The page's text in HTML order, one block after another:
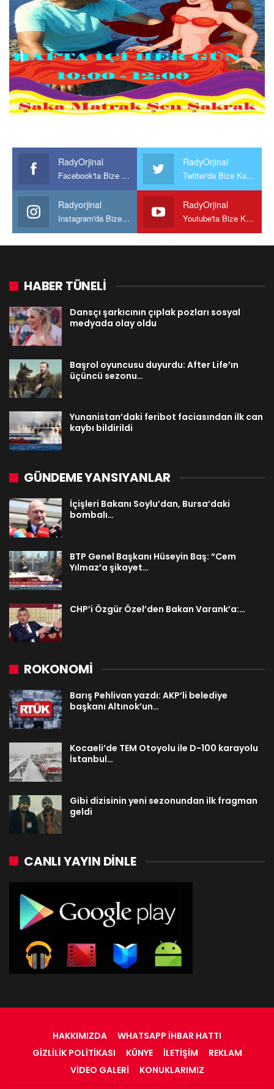
RadyOrjinal
Facebook'ta Bize Katılın
RadyOrjinal
Twitter'da Bize Katılın
Radyorjinal
Instagram'da Bize katılın
RadyOrjinal
Youtube'ta Bize Katılın
HABER TÜNELİ
Dansçı şarkıcının çıplak pozları sosyal
medyada olay oldu
Başrol oyuncusu duyurdu: After Life’ın
üçüncü sezonu…
Yunanistan’daki feribot faciasından ilk can
kaybı bildirildi
GÜNDEME YANSIYANLAR
İçişleri Bakanı Soylu’dan, Bursa’daki
bombalı…
BTP Genel Başkanı Hüseyin Baş: “Cem
Yılmaz’a şikayet…
CHP’i Özgür Özel’den Bakan Varank’a:…
ROKONOMİ
Barış Pehlivan yazdı: AKP’li belediye
başkanı Altınok’un…
Kocaeli’de TEM Otoyolu ile D-100 karayolu
İstanbul…
Gibi dizisinin yeni sezonundan ilk fragman
geldi
CANLI YAYIN DINLE
HAKKIMIZDA
WHATSAPP İHBAR HATTI
GIZLILIK POLITIKASI
KÜNYE İLETIŞIM
REKLAM
VIDEO GALERI
KONUKLARIMIZ